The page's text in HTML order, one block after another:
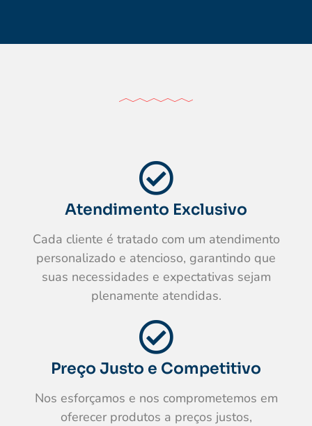
Atendimento Exclusivo
Cada cliente é tratado com um atendimento
personalizado e atencioso, garantindo que
suas necessidades e expectativas sejam
plenamente atendidas.
Preço Justo e Competitivo
Nos esforçamos e nos comprometemos em
oferecer produtos a preços justos,